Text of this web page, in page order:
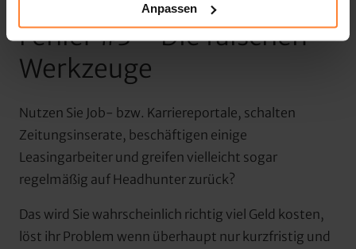
Anpassen
Fehler #3 – Die falschen
Werkzeuge
Nutzen Sie Job- bzw. Karriereportale, schalten
Zeitungsinserate, beschäftigen einige
Leasingarbeiter und greifen vielleicht sogar
regelmäßig auf Headhunter zurück?
Das wird Sie wahrscheinlich richtig viel Geld kosten,
löst ihr Problem wenn überhaupt nur kurzfristig und